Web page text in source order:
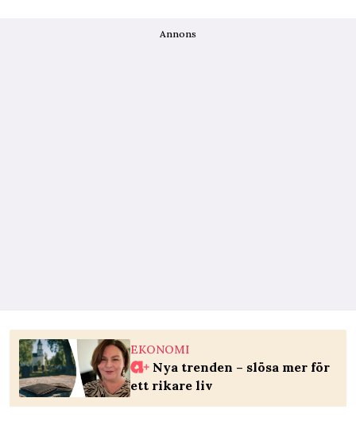
Annons
EKONOMI
Nya trenden – slösa mer för
ett rikare liv